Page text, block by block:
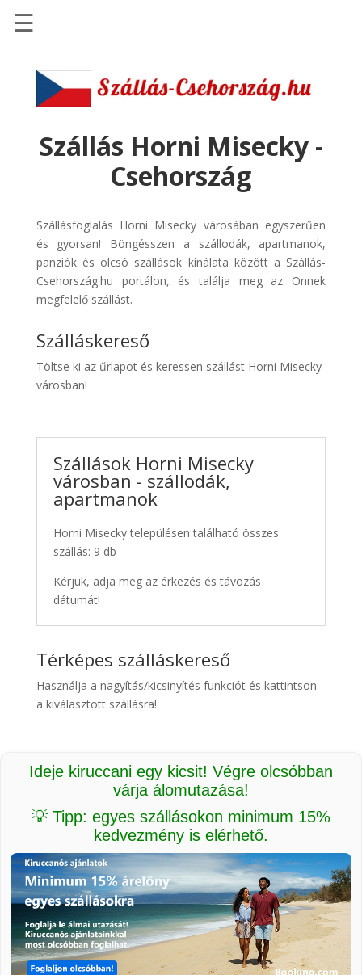
Szállások
Szállásinfo.eu
pénzvisszatérítéssel
Discover
Cars
Transzfer
Kiwi
Taxi
☰
Szállás Horni Misecky -
Csehország
Szállásfoglalás Horni Misecky városában egyszerűen
és gyorsan! Böngésszen a szállodák, apartmanok,
panziók és olcsó szállások kínálata között a Szállás-
Csehország.hu portálon, és találja meg az Önnek
megfelelő szállást.
Szálláskereső
Töltse ki az űrlapot és keressen szállást Horni Misecky
városban!
Szállások Horni Misecky
városban - szállodák,
apartmanok
Horni Misecky településen található összes
szállás: 9 db
Kérjük, adja meg az érkezés és távozás
dátumát!
Térképes szálláskereső
Használja a nagyítás/kicsinyítés funkciót és kattintson
a kiválasztott szállásra!
Ideje kiruccani egy kicsit! Végre olcsóbban
várja álomutazása!
💡 Tipp: egyes szállásokon minimum 15%
kedvezmény is elérhető.